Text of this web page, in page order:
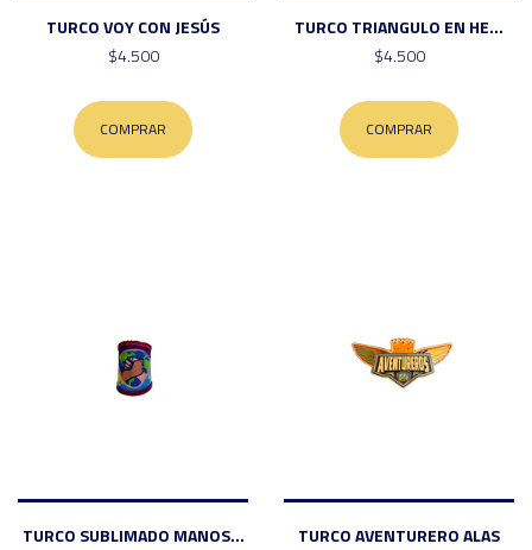
TURCO VOY CON JESÚS
$4.500
COMPRAR
TURCO TRIANGULO EN HE...
$4.500
COMPRAR
TURCO SUBLIMADO MANOS...
TURCO AVENTURERO ALAS